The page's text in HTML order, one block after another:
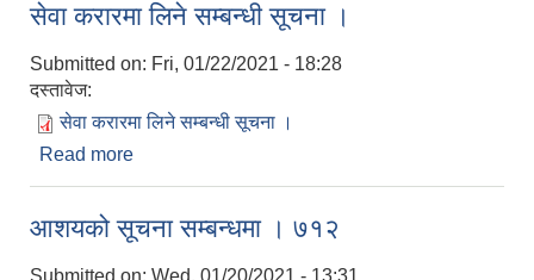
सेवा करारमा लिने सम्बन्धी सूचना ।
Submitted on: Fri, 01/22/2021 - 18:28
दस्तावेज:
सेवा करारमा लिने सम्बन्धी सूचना ।
Read more
आशयको सूचना सम्बन्धमा । ७१२